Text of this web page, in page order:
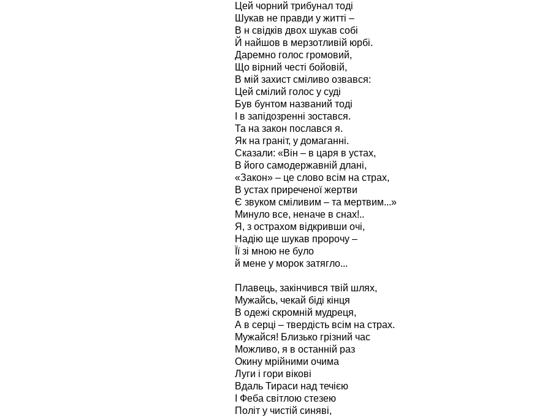
Цей чорний трибунал тоді
Шукав не правди у житті –
В н свідків двох шукав собі
Й найшов в мерзотливій юрбі.
Даремно голос громовий,
Що вірний честі бойовій,
В мій захист сміливо озвався:
Цей смілий голос у суді
Був бунтом названий тоді
І в запідозренні зостався.
Та на закон послався я.
Як на граніт, у домаганні.
Сказали: «Він – в царя в устах,
В його самодержавній длані,
«Закон» – це слово всім на страх,
В устах приреченої жертви
Є звуком сміливим – та мертвим...»
Минуло все, неначе в снах!..
Я, з острахом відкривши очі,
Надію ще шукав пророчу –
Її зі мною не було
й мене у морок затягло...
Плавець, закінчився твій шлях,
Мужайсь, чекай біді кінця
В одежі скромній мудреця,
А в серці – твердість всім на страх.
Мужайся! Близько грізний час
Можливо, я в останній раз
Окину мрійними очима
Луги і гори вікові
Вдаль Тираси над течією
І Феба світлою стезею
Політ у чистій синяві,